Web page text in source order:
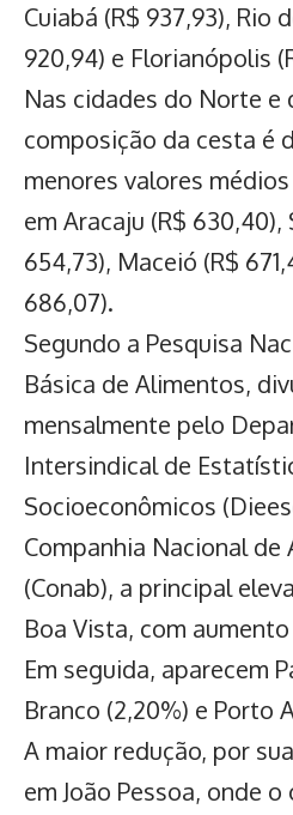
Cuiabá (R$ 937,93), Rio
920,94) e Florianópolis
Nas cidades do Norte e
composição da cesta é
menores valores
em Aracaju (R$ 630,40),
654,73), Maceió (R$
686,07).
Segundo a Pesquisa
Básica de Alimentos,
mensalmente pelo
Intersindical de
Socioeconômicos
Companhia Nacional
(Conab), a principal
Boa Vista, com
Em seguida, aparecem
Branco (2,20%) e Porto
A maior redução, por
em João Pessoa, onde